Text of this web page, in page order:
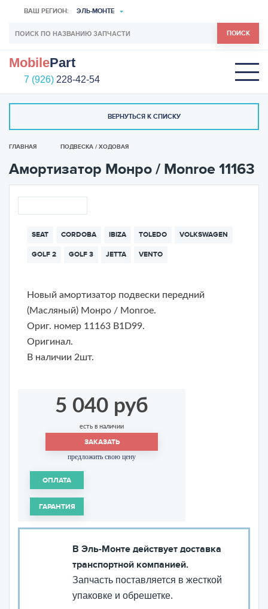
ВАШ РЕГИОН: ЭЛЬ-МОНТЕ
ПОИСК
MobilePart
7 (926) 228-42-54
ВЕРНУТЬСЯ К СПИСКУ
ГЛАВНАЯ ПОДВЕСКА / ХОДОВАЯ
Амортизатор Монро / Monroe 11163
SEAT CORDOBA IBIZA TOLEDO VOLKSWAGEN
GOLF 2 GOLF 3 JETTA VENTO
Новый амортизатор подвески передний
(Масляный) Монро / Monroe.
Ориг. номер 11163 B1D99.
Оригинал.
В наличии 2шт.
5 040 руб
есть в наличии
ЗАКАЗАТЬ
предложить свою цену
ОПЛАТА
ГАРАНТИЯ
В Эль-Монте действует доставка
транспортной компанией.
Запчасть поставляется в жесткой
упаковке и обрешетке.